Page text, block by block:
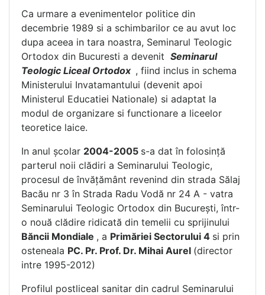
Ca urmare a evenimentelor politice din
decembrie 1989 si a schimbarilor ce au avut loc
dupa aceea in tara noastra, Seminarul Teologic
Ortodox din Bucuresti a devenit Seminarul
Teologic Liceal Ortodox , fiind inclus in schema
Ministerului Invatamantului (devenit apoi
Ministerul Educatiei Nationale) si adaptat la
modul de organizare si functionare a liceelor
teoretice laice.
In anul şcolar 2004-2005 s-a dat în folosinţă
parterul noii clădiri a Seminarului Teologic,
procesul de învăţământ revenind din strada Sălaj
Bacău nr 3 în Strada Radu Vodă nr 24 A - vatra
Seminarului Teologic Ortodox din Bucureşti, într-
o nouă clădire ridicată din temelii cu sprijinului
Băncii Mondiale , a Primăriei Sectorului 4 si prin
osteneala PC. Pr. Prof. Dr. Mihai Aurel (director
intre 1995-2012)
Profilul postliceal sanitar din cadrul Seminarului